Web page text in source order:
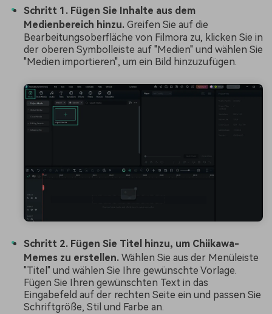
Schritt 1. Fügen Sie Inhalte aus dem
Medienbereich hinzu. Greifen Sie auf die
Bearbeitungsoberfläche von Filmora zu, klicken Sie in
der oberen Symbolleiste auf "Medien" und wählen Sie
"Medien importieren", um ein Bild hinzuzufügen.
Schritt 2. Fügen Sie Titel hinzu, um Chiikawa-
Memes zu erstellen. Wählen Sie aus der Menüleiste
"Titel" und wählen Sie Ihre gewünschte Vorlage.
Fügen Sie Ihren gewünschten Text in das
Eingabefeld auf der rechten Seite ein und passen Sie
Schriftgröße, Stil und Farbe an.